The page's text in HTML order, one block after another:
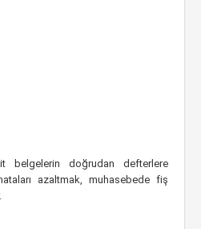
belgelerin doğrudan defterlere
azaltmak, muhasebede fiş